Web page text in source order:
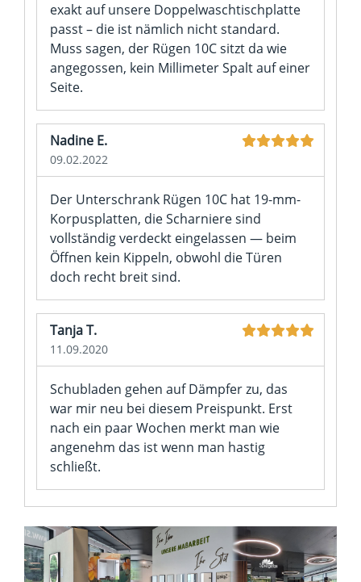
exakt auf unsere Doppelwaschtischplatte
passt – die ist nämlich nicht standard.
Muss sagen, der Rügen 10C sitzt da wie
angegossen, kein Millimeter Spalt auf einer
Seite.
Nadine E.
09.02.2022
Der Unterschrank Rügen 10C hat 19-mm-
Korpusplatten, die Scharniere sind
vollständig verdeckt eingelassen — beim
Öffnen kein Kippeln, obwohl die Türen
doch recht breit sind.
Tanja T.
11.09.2020
Schubladen gehen auf Dämpfer zu, das
war mir neu bei diesem Preispunkt. Erst
nach ein paar Wochen merkt man wie
angenehm das ist wenn man hastig
schließt.